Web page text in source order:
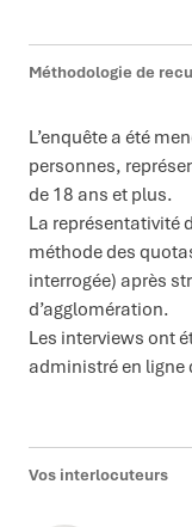
Méthodologie de
L’enquête a été
personnes,
de 18 ans et plus.
La représentativité
méthode des
interrogée) après
d’agglomération.
Les interviews ont
administré en ligne
Vos interlocuteurs